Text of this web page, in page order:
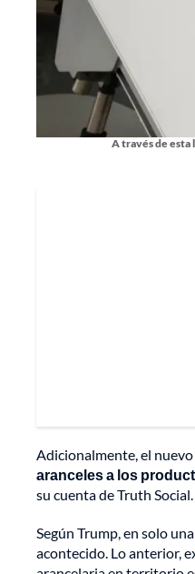
A través de esta
Adicionalmente, el
aranceles a los
su cuenta de Truth Social.
Según Trump, en solo
acontecido. Lo anterior,